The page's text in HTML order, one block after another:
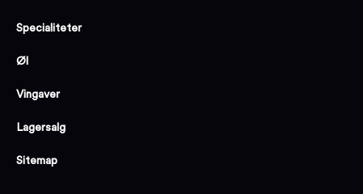
Specialiteter
Øl
Vingaver
Lagersalg
Sitemap